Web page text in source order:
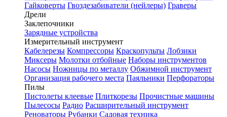
Гайковерты Гвоздезабиватели (нейлеры) Граверы
Дрели
Заклепочники
Зарядные устройства
Измерительный инструмент
Кабелерезы Компрессоры Краскопульты Лобзики
Миксеры Молотки отбойные Наборы инструментов
Насосы Ножницы по металлу Обжимной инструмент
Организация рабочего места Паяльники Перфораторы
Пилы
Пистолеты клеевые Плиткорезы Прочистные машины
Пылесосы Радио Расширительный инструмент
Реноваторы Рубанки Садовая техника